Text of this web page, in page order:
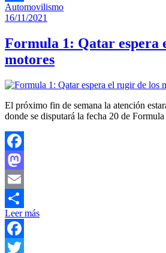
Compartir
Automovilismo
16/11/2021
Formula 1: Qatar espera
motores
El próximo fin de semana la atención
donde se disputará la fecha 20 de Formula
Facebook
Mastodon
Email
Compartir
Leer más
Facebook